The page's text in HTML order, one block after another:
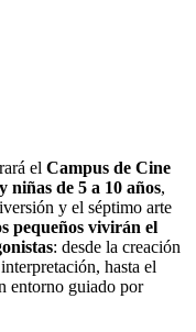
el Campus de Cine
niñas de 5 a 10 años,
y el séptimo arte
pequeños vivirán el
: desde la creación
hasta el
entorno guiado por